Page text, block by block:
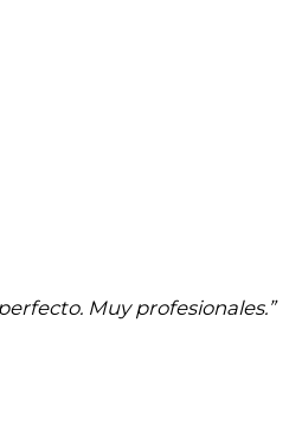
Muy profesionales.”